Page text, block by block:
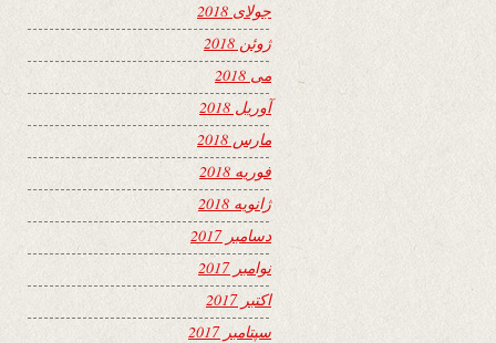
جولای 2018
ژوئن 2018
می 2018
آوریل 2018
مارس 2018
فوریه 2018
ژانویه 2018
دسامبر 2017
نوامبر 2017
اکتبر 2017
سپتامبر 2017